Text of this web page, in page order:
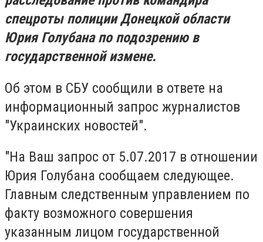
спецроты полиции Донецкой области
Юрия Голубана по подозрению в
государственной измене.
Об этом в СБУ сообщили в ответе на
информационный запрос журналистов
"Украинских новостей".
"На Ваш запрос от 5.07.2017 в отношении
Юрия Голубана сообщаем следующее.
Главным следственным управлением по
факту возможного совершения
указанным лицом государственной